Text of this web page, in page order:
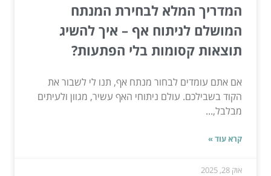
המדריך המלא לבחירת המנתח
המושלם לניתוח אף – איך להשיג
תוצאות קסומות בלי הפתעות?
אם אתם עומדים לבחור מנתח אף, תנו לי לשבור את
הקוד בשבילכם. עולם ניתוחי האף עשיר, מגוון ולעיתים
מבלבל,...
קרא עוד »
אוק 28, 2025